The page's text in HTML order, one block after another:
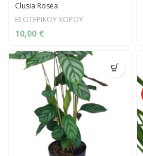
Clusia Rosea
ΕΣΩΤΕΡΙΚΟΥ ΧΩΡΟΥ
10,00 €